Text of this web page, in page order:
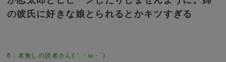
の彼氏に好きな娘とられるとかキツすぎる
6 ： 名無しの読者さん(｀・ω・´)